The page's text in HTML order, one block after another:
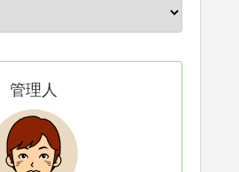
管理人